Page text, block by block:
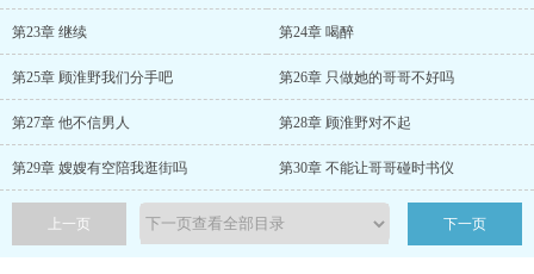
第23章 继续 第24章 喝醉
第25章 顾淮野我们分手吧 第26章 只做她的哥哥不好吗
第27章 他不信男人 第28章 顾淮野对不起
第29章 嫂嫂有空陪我逛街吗 第30章 不能让哥哥碰时书仪
上一页 下一页